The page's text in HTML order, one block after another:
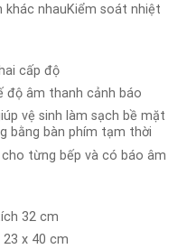
khác nhauKiểm soát nhiệt
cấp độ
độ âm thanh cảnh báo
vệ sinh làm sạch bề mặt
bằng bàn phím tạm thời
từng bếp và có báo âm
32 cm
23 x 40 cm